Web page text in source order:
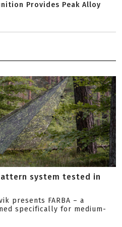
Provides Peak Alloy
system tested in
presents FARBA – a
specifically for medium-